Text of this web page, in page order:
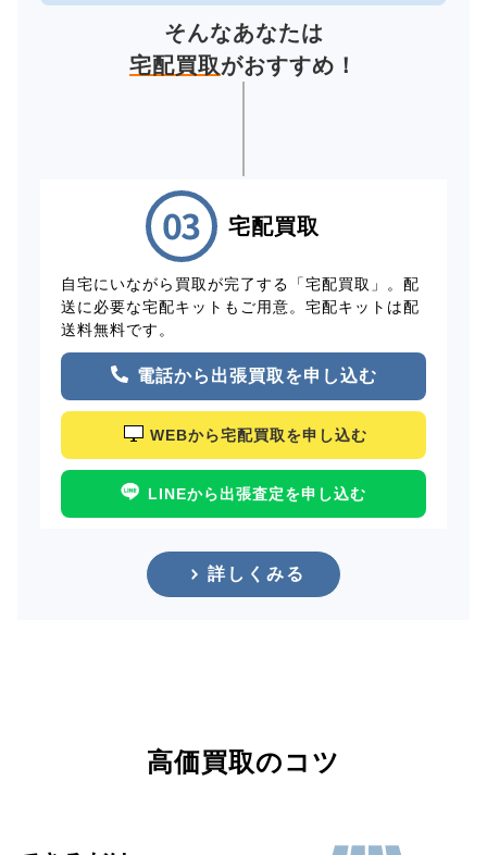
そんなあなたは
宅配買取がおすすめ！
宅配買取
自宅にいながら買取が完了する「宅配買取」。配
送に必要な宅配キットもご用意。宅配キットは配
送料無料です。
電話から出張買取を申し込む
WEBから宅配買取を申し込む
LINEから出張査定を申し込む
詳しくみる
高価買取のコツ